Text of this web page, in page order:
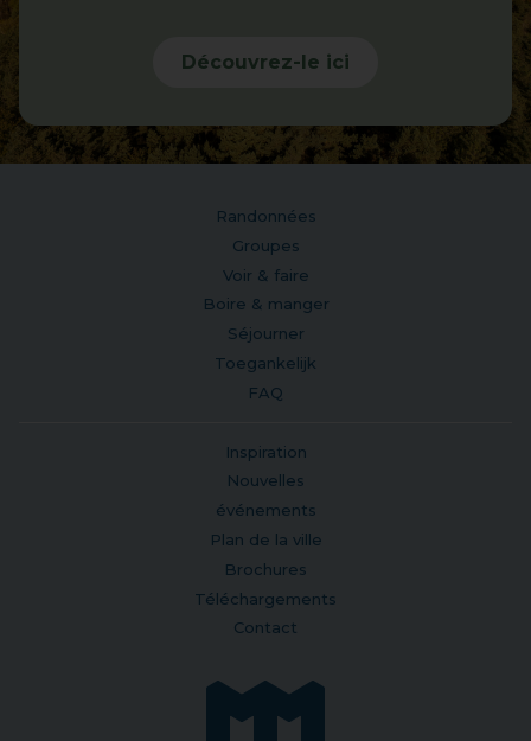
Découvrez-le ici
Randonnées
Groupes
Voir & faire
Boire & manger
Séjourner
Toegankelijk
FAQ
Inspiration
Nouvelles
événements
Plan de la ville
Brochures
Téléchargements
Contact